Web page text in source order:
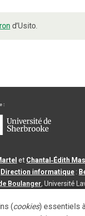
d’Usito.
et Chantal‑Édith
Direction informatique :
Boulanger, Université
|3.2.2- Dernière mise à
(cookies) essentiels